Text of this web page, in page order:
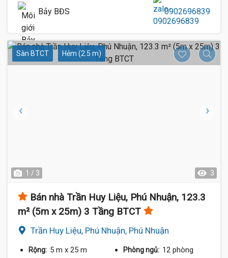
Bảy BĐS 0902696839
Sàn BTCT Hẻm (2.5 m)
1 / 3 3
Bán nhà Trần Huy Liệu, Phú Nhuận, 123.3
m² (5m x 25m) 3 Tầng BTCT
Trần Huy Liệu, Phú Nhuận, Phú Nhuận
Rộng: 5 m x 25 m Phòng ngủ: 12 phòng